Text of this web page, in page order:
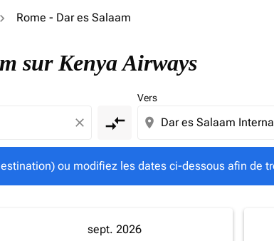
Rome - Dar es Salaam
sur Kenya Airways
close compare_arrows
Vers
location_on
ou modifiez les dates ci-dessous afin de
ou modifiez les dates ci-dessous afin
sept. 2026